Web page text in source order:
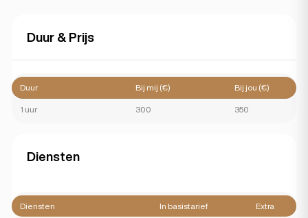
Duur & Prijs
Duur Bij mij (€) Bij jou (€)
1 uur 300 350
Diensten
Diensten In basistarief Extra